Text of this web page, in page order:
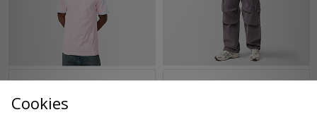
SNEL KOPEN
adidas Originals 3-
SNEL KOPEN
Cookies